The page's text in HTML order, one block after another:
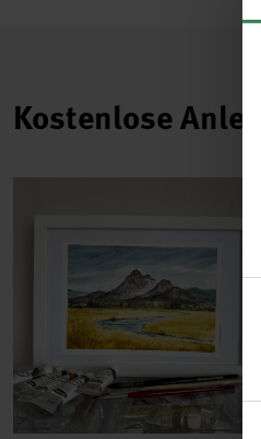
Kostenlose